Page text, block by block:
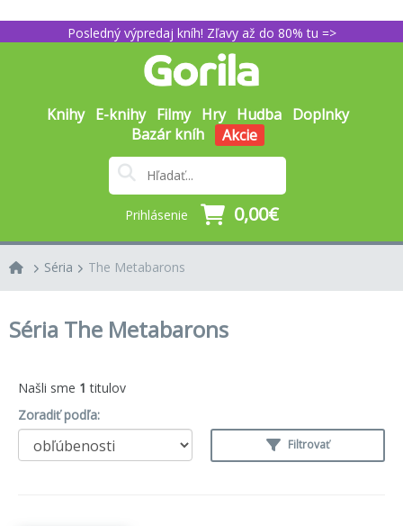
Posledný výpredaj kníh! Zľavy až do 80% tu =>
Knihy E-knihy Filmy Hry Hudba Doplnky
Bazár kníh
Akcie
Prihlásenie 0,00€
Séria The Metabarons
Séria The Metabarons
Našli sme 1 titulov
Zoradiť podľa:
Filtrovať